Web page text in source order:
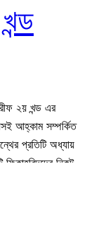
২য় খন্ড এর
আহ্কাম সম্পর্কিত
প্রতিটি অধ্যায়
নিকট